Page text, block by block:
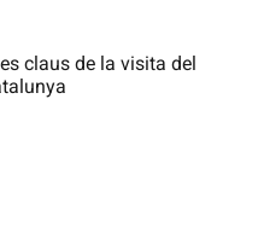
claus de la visita del